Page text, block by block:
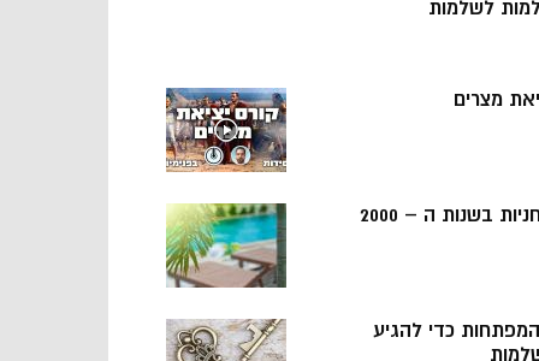
לשלמות
מצרים
בשנות ה – 2000
המפתחות כדי להגיע